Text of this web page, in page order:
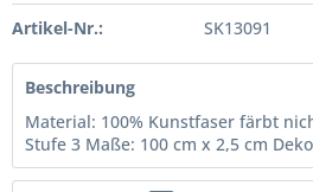
Artikel-Nr.: SK13091
Beschreibung
Material: 100% Kunstfaser färbt
Stufe 3 Maße: 100 cm x 2,5 cm